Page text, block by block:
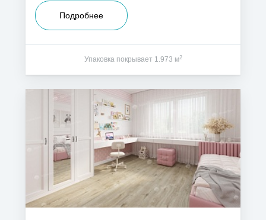
Подробнее
Упаковка покрывает 1.973 м2